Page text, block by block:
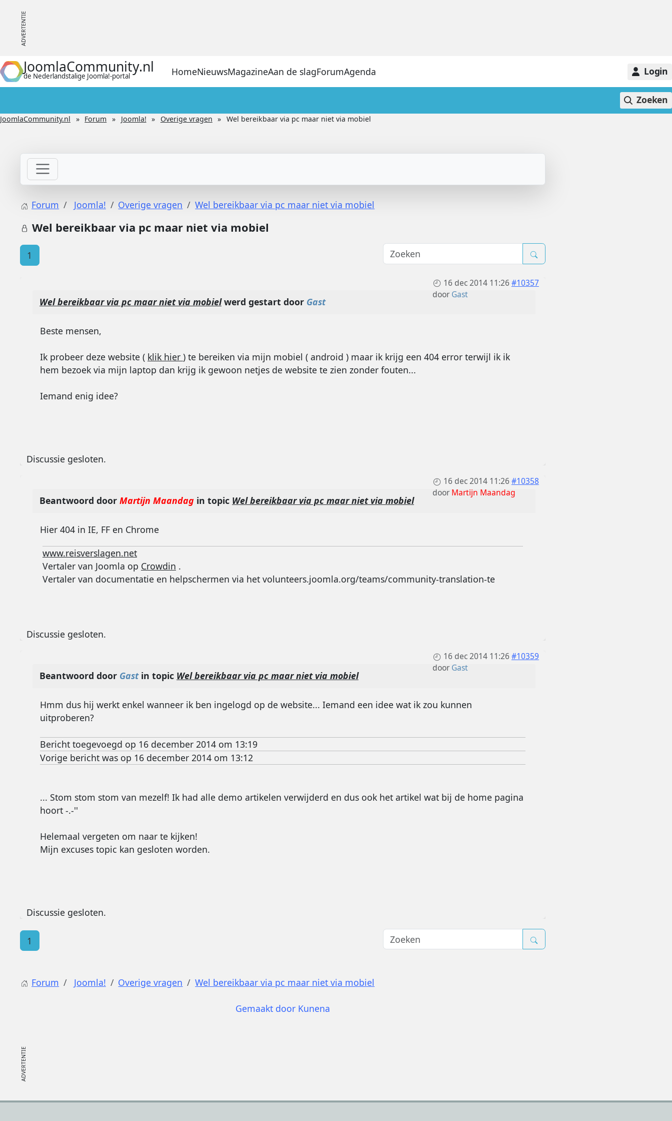
JoomlaCommunity.nl
de Nederlandstalige Joomla!-portal HomeNieuwsMagazineAan de slagForumAgenda Login
Zoeken
JoomlaCommunity.nl Forum Joomla! Overige vragen Wel bereikbaar via pc maar niet via mobiel
Forum Joomla! Overige vragen Wel bereikbaar via pc maar niet via mobiel
Wel bereikbaar via pc maar niet via mobiel
1
16 dec 2014 11:26 #10357
door Gast
Wel bereikbaar via pc maar niet via mobielwerd gestart door Gast
Beste mensen,
Ik probeer deze website ( klik hier ) te bereiken via mijn mobiel ( android ) maar ik krijg een 404 error terwijl ik ik
hem bezoek via mijn laptop dan krijg ik gewoon netjes de website te zien zonder fouten...
Iemand enig idee?
Discussie gesloten.
16 dec 2014 11:26 #10358
door Martijn Maandag
Beantwoord door Martijn Maandagin topic Wel bereikbaar via pc maar niet via mobiel
Hier 404 in IE, FF en Chrome
www.reisverslagen.net
Vertaler van Joomla op Crowdin .
Vertaler van documentatie en helpschermen via het volunteers.joomla.org/teams/community-translation-te
Discussie gesloten.
16 dec 2014 11:26 #10359
door Gast
Beantwoord door Gastin topic Wel bereikbaar via pc maar niet via mobiel
Hmm dus hij werkt enkel wanneer ik ben ingelogd op de website... Iemand een idee wat ik zou kunnen
uitproberen?
Bericht toegevoegd op 16 december 2014 om 13:19
Vorige bericht was op 16 december 2014 om 13:12
... Stom stom stom van mezelf! Ik had alle demo artikelen verwijderd en dus ook het artikel wat bij de home pagina
hoort -.-''
Helemaal vergeten om naar te kijken!
Mijn excuses topic kan gesloten worden.
Discussie gesloten.
1
Forum Joomla! Overige vragen Wel bereikbaar via pc maar niet via mobiel
Gemaakt door Kunena